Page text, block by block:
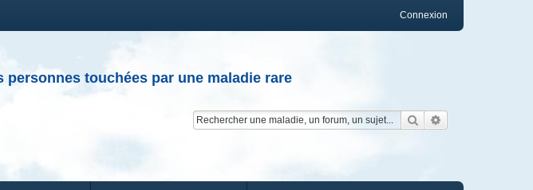
Connexion
personnes touchées par une maladie rare
Rechercher